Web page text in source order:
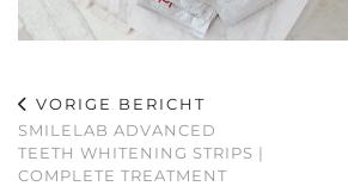
VORIGE BERICHT
SMILELAB ADVANCED
TEETH WHITENING STRIPS |
COMPLETE TREATMENT